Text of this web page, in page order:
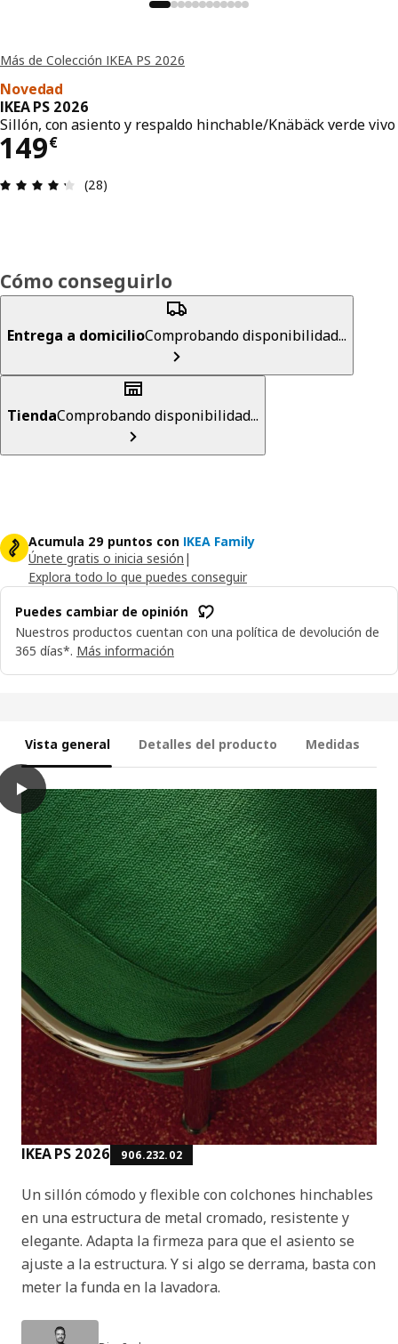
Más de Colección IKEA PS 2026
Novedad
IKEA PS 2026
Sillón, con asiento y respaldo hinchable/Knäbäck verde vivo
149€
El precio 149€
Reseña: 4.3 de 5 estrellas. Revisiones totales: 28
(28)
Cómo conseguirlo
Entrega a domicilioComprobando disponibilidad...
TiendaComprobando disponibilidad...
Acumula 29 puntos con IKEA Family
Únete gratis o inicia sesión |
Explora todo lo que puedes conseguir
Puedes cambiar de opinión
Nuestros productos cuentan con una política de devolución de
365 días*. Más información
Vista general Detalles del producto Medidas
IKEA PS 2026 906.232.02
Un sillón cómodo y flexible con colchones hinchables
en una estructura de metal cromado, resistente y
elegante. Adapta la firmeza para que el asiento se
ajuste a la estructura. Y si algo se derrama, basta con
meter la funda en la lavadora.
play
IKEA PS 2026 Sillón, con asiento y respaldo hinchable/Knäbäck